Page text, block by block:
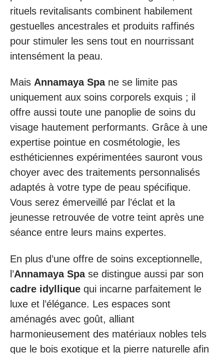
rituels revitalisants combinent habilement
gestuelles ancestrales et produits raffinés
pour stimuler les sens tout en nourrissant
intensément la peau.
Mais Annamaya Spane se limite pas
uniquement aux soins corporels exquis ; il
offre aussi toute une panoplie de soins du
visage hautement performants. Grâce à une
expertise pointue en cosmétologie, les
esthéticiennes expérimentées sauront vous
choyer avec des traitements personnalisés
adaptés à votre type de peau spécifique.
Vous serez émerveillé par l’éclat et la
jeunesse retrouvée de votre teint après une
séance entre leurs mains expertes.
En plus d’une offre de soins exceptionnelle,
l’Annamaya Spase distingue aussi par son
cadre idyllique qui incarne parfaitement le
luxe et l’élégance. Les espaces sont
aménagés avec goût, alliant
harmonieusement des matériaux nobles tels
que le bois exotique et la pierre naturelle afin